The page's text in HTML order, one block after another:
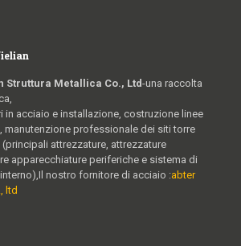
Struttura Metallica Co., Ltd-una raccolta
in acciaio e installazione, costruzione linee
manutenzione professionale dei siti torre
attrezzature, attrezzature
apparecchiature periferiche e sistema di
nostro fornitore di acciaio :abter
ltd